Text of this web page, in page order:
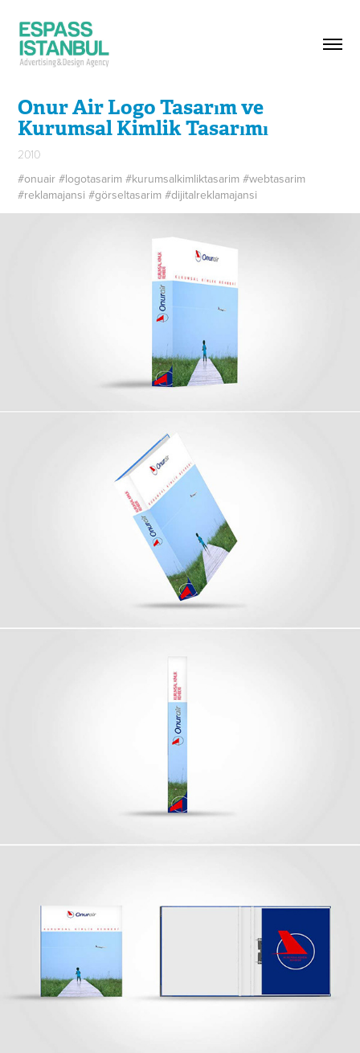
Onur Air Logo Tasarım ve
Kurumsal Kimlik Tasarımı
2010
#onuair #logotasarim #kurumsalkimliktasarim #webtasarim
#reklamajansi #görseltasarim #dijitalreklamajansi